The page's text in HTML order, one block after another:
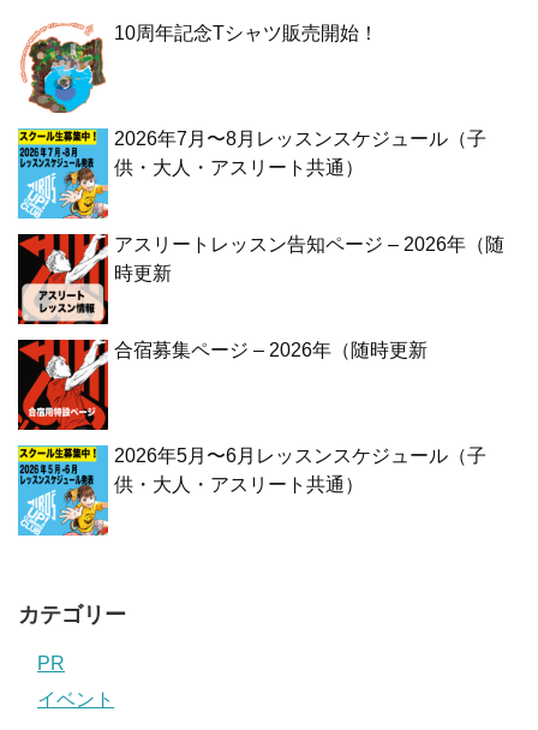
10周年記念Tシャツ販売開始！
2026年7月〜8月レッスンスケジュール（子
供・大人・アスリート共通）
アスリートレッスン告知ページ – 2026年（随
時更新
合宿募集ページ – 2026年（随時更新
2026年5月〜6月レッスンスケジュール（子
供・大人・アスリート共通）
カテゴリー
PR
イベント